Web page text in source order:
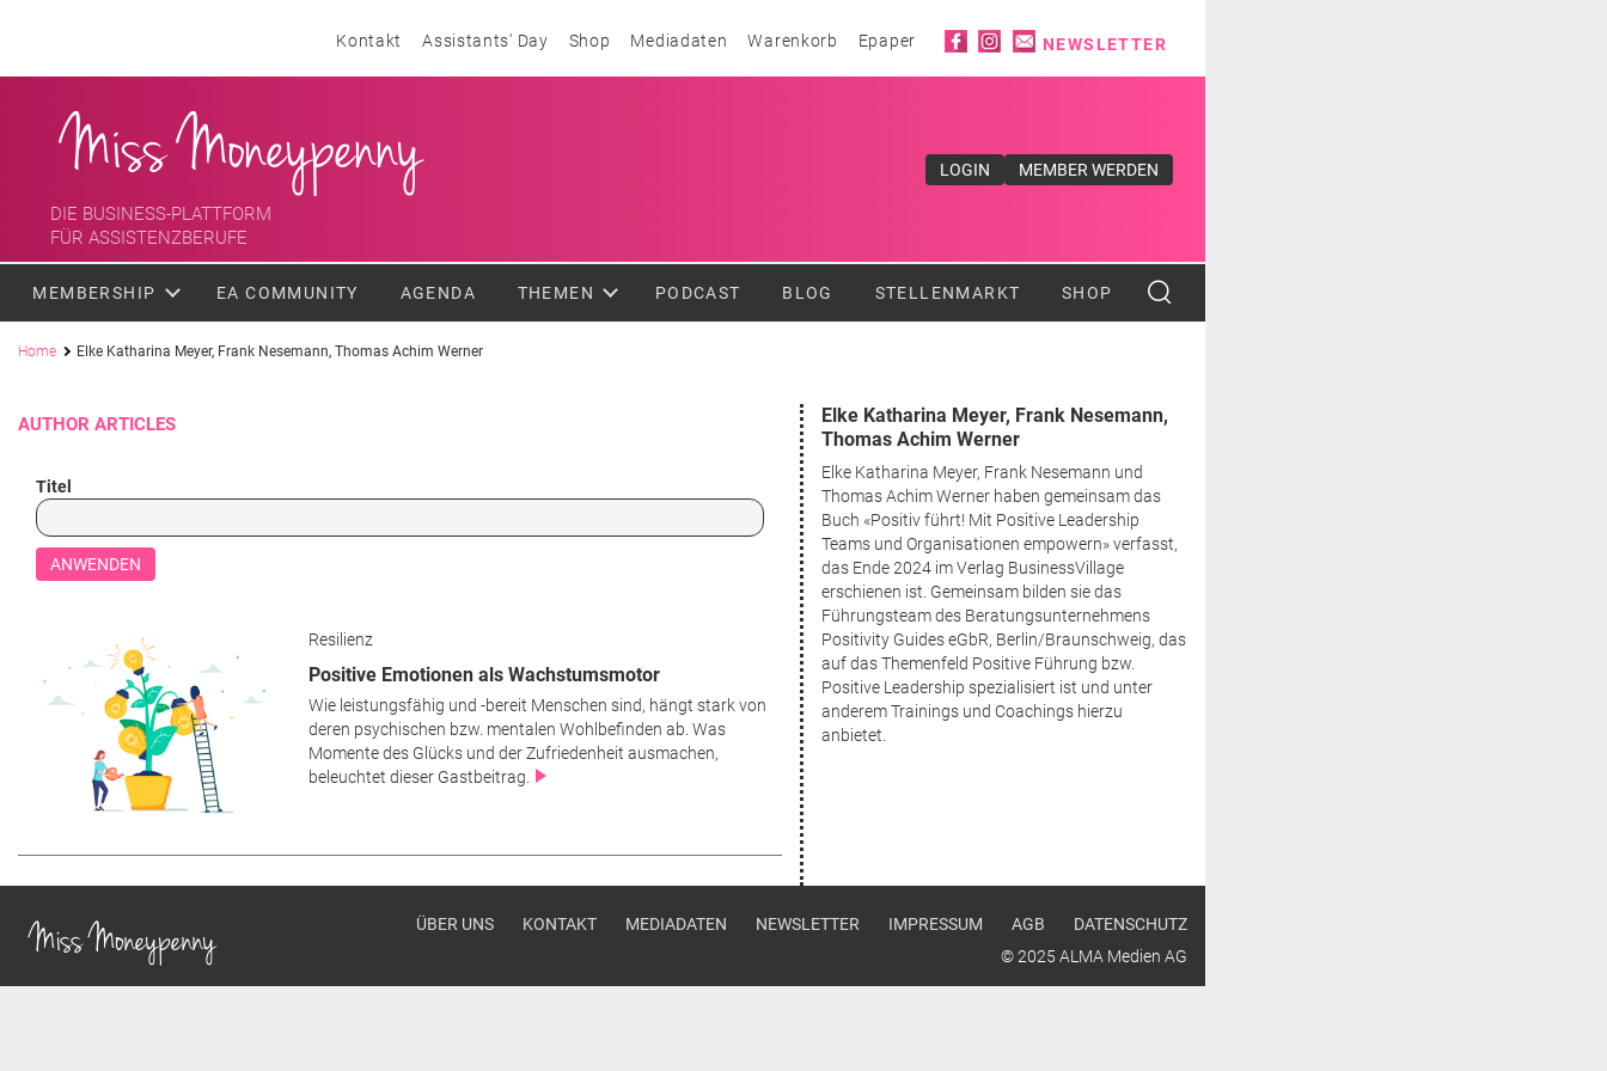
Header menu
Kontakt Assistants' Day Shop Mediadaten Warenkorb Epaper Social iconsNEWSLETTER
Miss Moneypenny
DIE BUSINESS-PLATTFORM
FÜR ASSISTENZBERUFE
LOGIN MEMBER WERDEN
MEMBERSHIP EA COMMUNITY AGENDA THEMEN PODCAST BLOG STELLENMARKT SHOP
Pfadnavigation
Home Elke Katharina Meyer, Frank Nesemann, Thomas Achim Werner
AUTHOR ARTICLES
Titel
Resilienz
Positive Emotionen als Wachstumsmotor
Wie leistungsfähig und -bereit Menschen sind, hängt stark von
deren psychischen bzw. mentalen Wohlbefinden ab. Was
Momente des Glücks und der Zufriedenheit ausmachen,
beleuchtet dieser Gastbeitrag.
Elke Katharina Meyer, Frank Nesemann,
Thomas Achim Werner
Elke Katharina Meyer, Frank Nesemann und
Thomas Achim Werner haben gemeinsam das
Buch «Positiv führt! Mit Positive Leadership
Teams und Organisationen empowern» verfasst,
das Ende 2024 im Verlag BusinessVillage
erschienen ist. Gemeinsam bilden sie das
Führungsteam des Beratungsunternehmens
Positivity Guides eGbR, Berlin/Braunschweig, das
auf das Themenfeld Positive Führung bzw.
Positive Leadership spezialisiert ist und unter
anderem Trainings und Coachings hierzu
anbietet.
Miss Moneypenny Footer menu
ÜBER UNS KONTAKT MEDIADATEN NEWSLETTER IMPRESSUM AGB
DATENSCHUTZ
© 2025 ALMA Medien AG